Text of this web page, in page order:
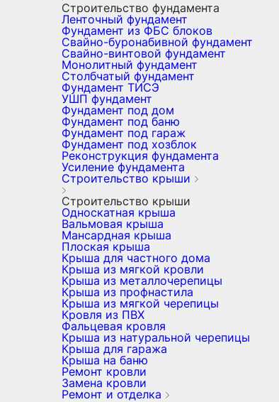
Строительство фундамента
Ленточный фундамент
Фундамент из ФБС блоков
Свайно-буронабивной фундамент
Свайно-винтовой фундамент
Монолитный фундамент
Столбчатый фундамент
Фундамент ТИСЭ
УШП фундамент
Фундамент под дом
Фундамент под баню
Фундамент под гараж
Фундамент под хозблок
Реконструкция фундамента
Усиление фундамента
Строительство крыши
Строительство крыши
Односкатная крыша
Вальмовая крыша
Мансардная крыша
Плоская крыша
Крыша для частного дома
Крыша из мягкой кровли
Крыша из металлочерепицы
Крыша из профнастила
Крыша из мягкой черепицы
Кровля из ПВХ
Фальцевая кровля
Крыша из натуральной черепицы
Крыша для гаража
Крыша на баню
Ремонт кровли
Замена кровли
Ремонт и отделка